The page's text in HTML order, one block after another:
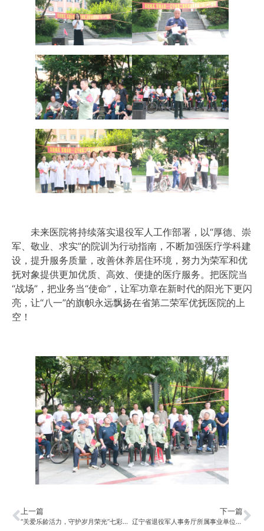
未来医院将持续落实退役军人工作部署，以“厚德、崇
军、敬业、求实”的院训为行动指南，不断加强医疗学科建
设，提升服务质量，改善休养居住环境，努力为荣军和优
抚对象提供更加优质、高效、便捷的医疗服务。把医院当
“战场”，把业务当“使命”，让军功章在新时代的阳光下更闪
亮，让“八一”的旗帜永远飘扬在省第二荣军优抚医院的上
空！
上一篇
“关爱乐龄活力，守护岁月荣光”七彩志愿服务队暖心慰问残疾军人
下一篇
辽宁省退役军人事务厅所属事业单位2025年面向社会公开招聘拟聘人员公示（第一批）